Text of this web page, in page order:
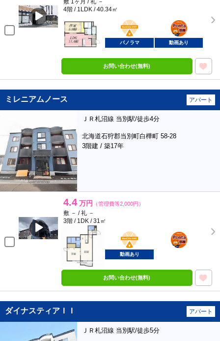
敷 1ヶ月 / 礼 －
4階 / 1LDK / 40.34㎡
BunChinPAY
ポンタ
部屋
パノラマ 動画あり
お問い合わせ(無料)
ミレニアムノース アパート
ＪＲ札沼線 当別駅/徒歩4分
北海道石狩郡当別町白樺町 58-28
3階建 / 築17年
4.4 万円 （管理費等2,000円）
敷 － / 礼 －
3階 / 1DK / 31㎡
BunChinPAY
ポンタ
部屋
動画あり
お問い合わせ(無料)
ダイナスティアＩＩ アパート
ＪＲ札沼線 当別駅/徒歩5分